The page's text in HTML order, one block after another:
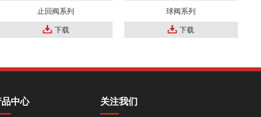
止回阀系列
下载
球阀系列
下载
品中心 关注我们